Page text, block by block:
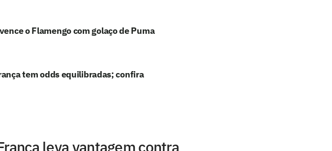
o Flamengo com golaço de Puma
tem odds equilibradas; confira
leva vantagem contra